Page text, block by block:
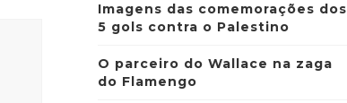
Imagens das comemorações dos
5 gols contra o Palestino
O parceiro do Wallace na zaga
do Flamengo